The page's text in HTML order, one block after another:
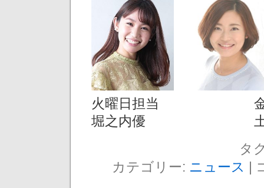
火曜日担当 金
堀之内優 土
タ
カテゴリー: ニュース |